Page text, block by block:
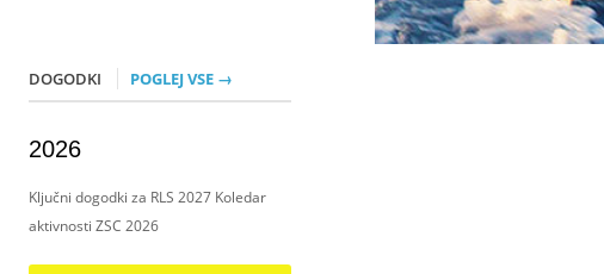
DOGODKI POGLEJ VSE →
2026
Ključni dogodki za RLS 2027 Koledar
aktivnosti ZSC 2026